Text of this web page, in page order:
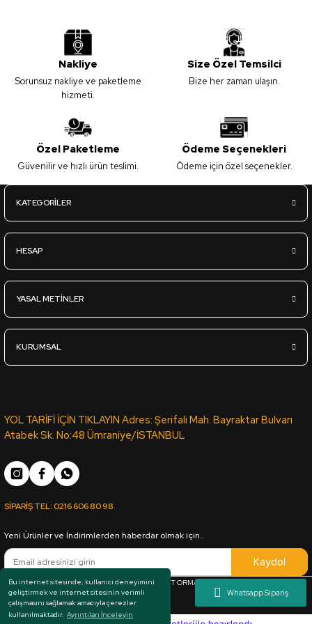
Bu internet sitesinde, kullanıcı deneyimini
geliştirmek ve internet sitesinin verimli
çalışmasını sağlamak amacıyla çerezler
kullanılmaktadır. Ayrıntıları İnceleyin
Nakliye
Sorunsuz nakliye ve paketleme
hizmeti.
Size Özel Temsilci
Bize her zaman ulaşın.
Özel Paketleme
Güvenilir ve hızlı ürün teslimi.
Ödeme Seçenekleri
Ödeme için özel seçenekler.
KATEGORİLER
HESAP
YASAL METİNLER
KURUMSAL
YOL TARİFİ İÇİN TIKLAYIN Adres: Şerifali Mah. Bayraktar Bulvarı
Atabek Sk. No:48 Ümraniye/İSTANBUL
SİPARİŞ TEL:0216 606 80 98
Yeni Ürünler ve İndirimlerden haberdar olmak için..
Kaydol
Her hakkı saklıdır. Copyright © 1983 - 2025 ARKUT ORMAN ÜRÜNLERİ SAN. VE TİC. LTD.